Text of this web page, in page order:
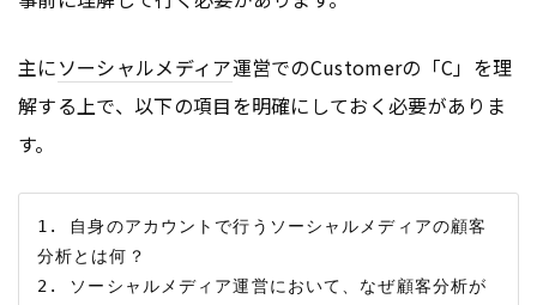
主にソーシャルメディア運営でのCustomerの「C」を理
解する上で、以下の項目を明確にしておく必要がありま
す。
1. 自身のアカウントで行うソーシャルメディアの顧客
分析とは何？
2. ソーシャルメディア運営において、なぜ顧客分析が